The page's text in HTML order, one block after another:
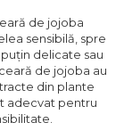
de jojoba
sensibilă, spre
delicate sau
de jojoba au
din plante
adecvat pentru